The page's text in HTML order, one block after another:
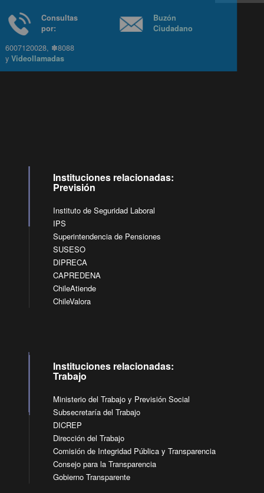
Consultas
6007120028, ✽8088
yVideollamadas
Ciudadano
Instituciones relacionadas:
Previsión
Instituto de Seguridad Laboral
IPS
Superintendencia de Pensiones
SUSESO
DIPRECA
CAPREDENA
ChileAtiende
ChileValora
Instituciones relacionadas:
Trabajo
Ministerio del Trabajo y Previsión Social
Subsecretaría del Trabajo
DICREP
Dirección del Trabajo
Comisión de Integridad Pública y Transparencia
Consejo para la Transparencia
Gobierno Transparente